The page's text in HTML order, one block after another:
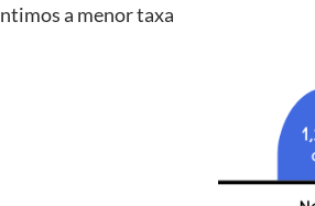
a menor taxa